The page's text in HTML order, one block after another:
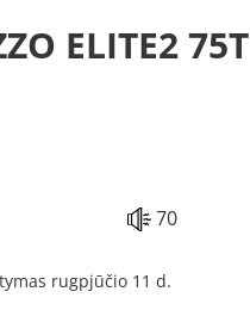
ELITE2 75T
70
rugpjūčio 11 d.